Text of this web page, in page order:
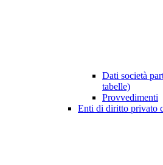
Dati società
tabelle)
Provvedimenti
Enti di diritto privato